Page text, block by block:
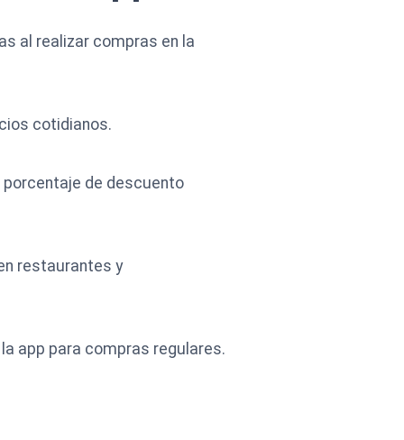
al realizar compras en la
cotidianos.
porcentaje de descuento
restaurantes y
app para compras regulares.